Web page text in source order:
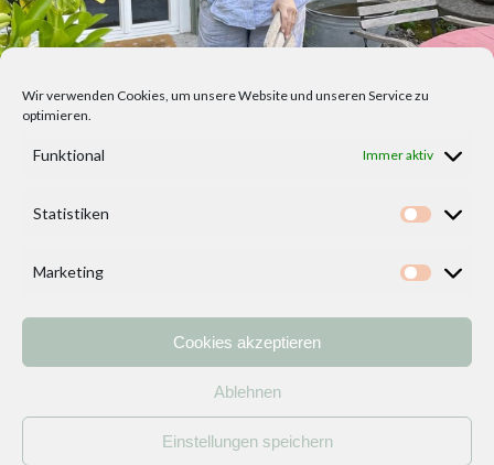
Wir verwenden Cookies, um unsere Website und unseren Service zu
optimieren.
Funktional Immer aktiv
Statistiken
Marketing
Cookies akzeptieren
Ablehnen
Einstellungen speichern
Kontakt
Impressum/ Datenschutzerklärung